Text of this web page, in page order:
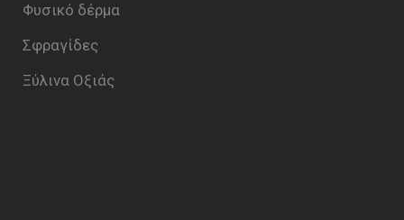
Φυσικό δέρμα
Σφραγίδες
Ξύλινα Οξιάς